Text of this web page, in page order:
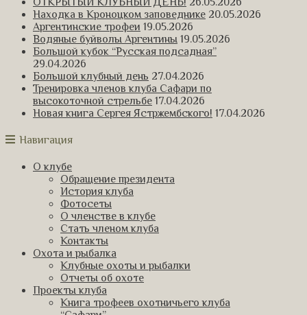
Находка в Кроноцком заповеднике 20.05.2026
Аргентинские трофеи 19.05.2026
Водяные буйволы Аргентины 19.05.2026
Большой кубок “Русская подсадная”
29.04.2026
Большой клубный день 27.04.2026
Тренировка членов клуба Сафари по
высокоточной стрельбе 17.04.2026
Новая книга Сергея Ястржембского! 17.04.2026
Навигация
О клубе
Обращение президента
История клуба
Фотосеты
О членстве в клубе
Стать членом клуба
Контакты
Охота и рыбалка
Клубные охоты и рыбалки
Отчеты об охоте
Проекты клуба
Книга трофеев охотничьего клуба